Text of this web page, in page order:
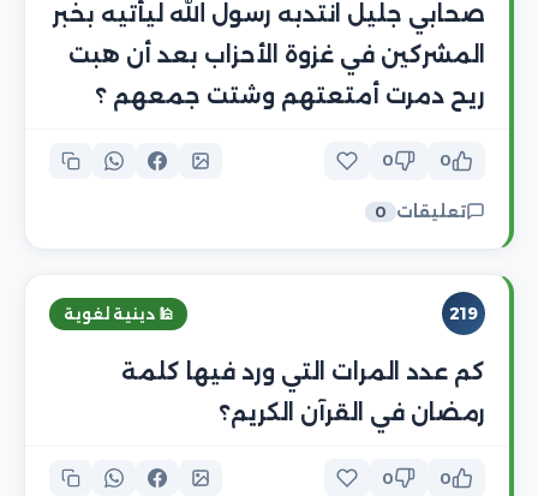
صحابي جليل انتدبه رسول الله ليأتيه بخبر
المشركين في غزوة الأحزاب بعد أن هبت
ريح دمرت أمتعتهم وشتت جمعهم ؟
0
0
تعليقات 0
219 🕌 دينية لغوية
كم عدد المرات التي ورد فيها كلمة
رمضان في القرآن الكريم؟
0
0